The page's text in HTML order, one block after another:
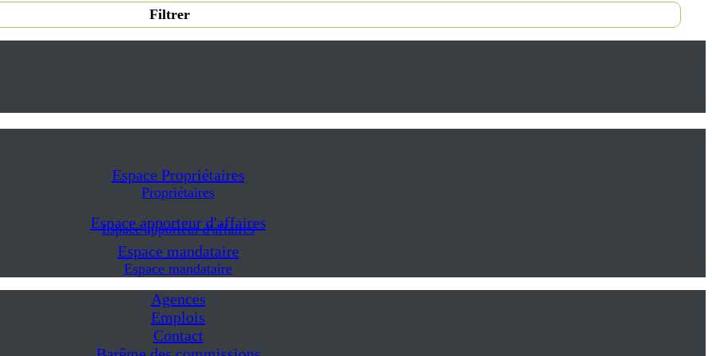
Filtrer
Espace Propriétaires
Propriétaires
Espace apporteur d'affaires
Espace apporteur d'affaires
Espace mandataire
Espace mandataire
Agences
Emplois
Contact